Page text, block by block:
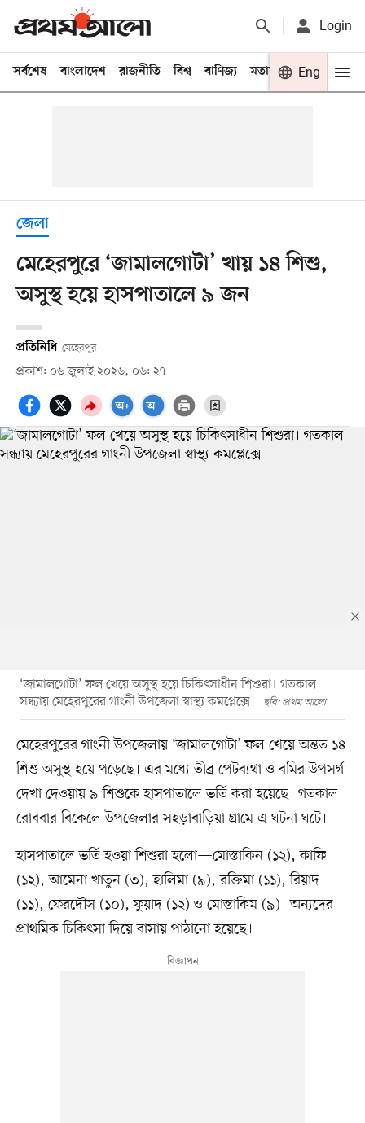
Login
সর্বশেষ বাংলাদেশ রাজনীতি বিশ্ব বাণিজ্য মতামত খেলা
Eng
জেলা
মেহেরপুরে ‘জামালগোটা’ খায় ১৪ শিশু,
অসুস্থ হয়ে হাসপাতালে ৯ জন
প্রতিনিধি মেহেরপুর
প্রকাশ: ০৬ জুলাই ২০২৬, ০৬: ২৭
‘জামালগোটা’ ফল খেয়ে অসুস্থ হয়ে চিকিৎসাধীন শিশুরা। গতকাল
সন্ধ্যায় মেহেরপুরের গাংনী উপজেলা স্বাস্থ্য কমপ্লেক্সে
ছবি: প্রথম আলো
মেহেরপুরের গাংনী উপজেলায় ‘জামালগোটা’ ফল খেয়ে অন্তত ১৪
শিশু অসুস্থ হয়ে পড়েছে। এর মধ্যে তীব্র পেটব্যথা ও বমির উপসর্গ
দেখা দেওয়ায় ৯ শিশুকে হাসপাতালে ভর্তি করা হয়েছে। গতকাল
রোববার বিকেলে উপজেলার সহড়াবাড়িয়া গ্রামে এ ঘটনা ঘটে।
হাসপাতালে ভর্তি হওয়া শিশুরা হলো—মোস্তাকিন (১২), কাফি
(১২), আমেনা খাতুন (৩), হালিমা (৯), রক্তিমা (১১), রিয়াদ
(১১), ফেরদৌস (১০), ফুয়াদ (১২) ও মোস্তাকিম (৯)। অন্যদের
প্রাথমিক চিকিৎসা দিয়ে বাসায় পাঠানো হয়েছে।